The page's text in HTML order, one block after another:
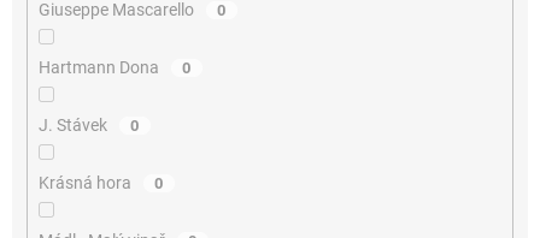
Giuseppe Mascarello 0
Hartmann Dona 0
J. Stávek 0
Krásná hora 0